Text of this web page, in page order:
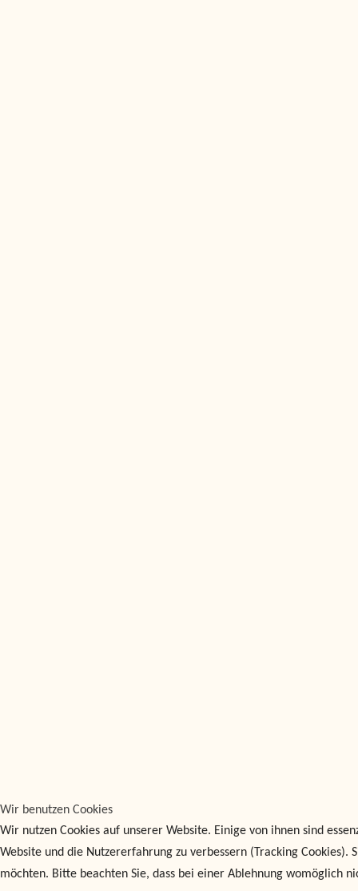
Wir benutzen Cookies
Wir nutzen Cookies auf unserer Website. Einige von ihnen sind
Website und die Nutzererfahrung zu verbessern (Tracking Cookies).
möchten. Bitte beachten Sie, dass bei einer Ablehnung womöglich